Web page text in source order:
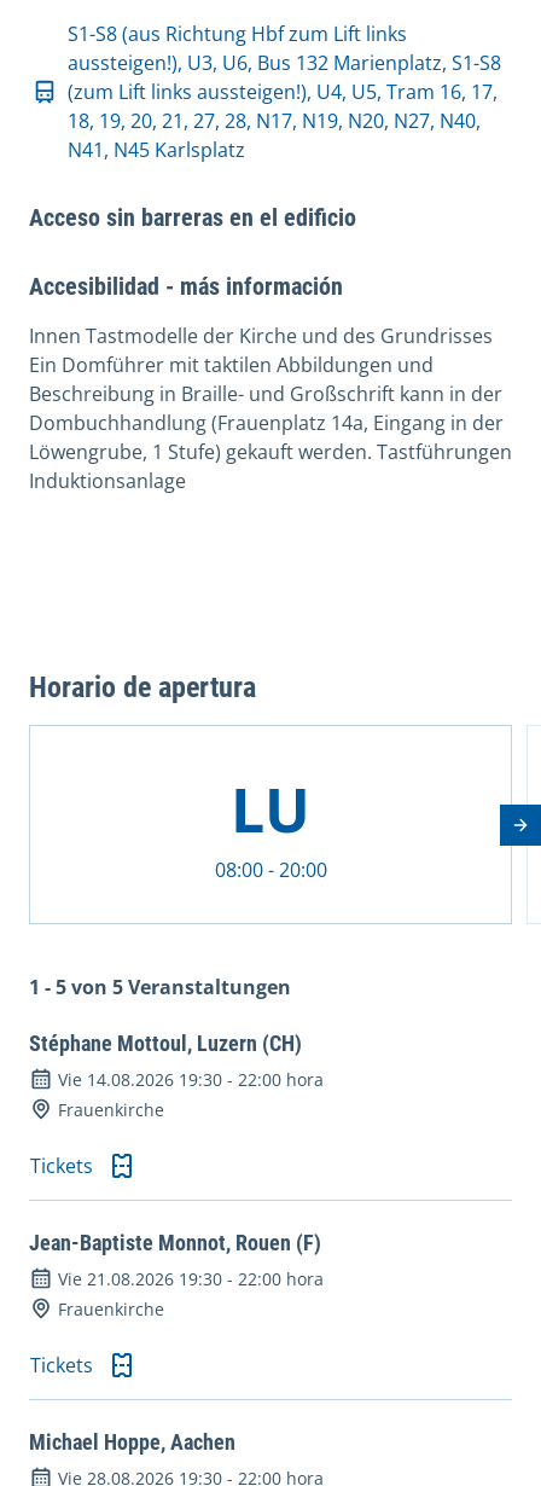
S1-S8 (aus Richtung Hbf zum Lift links
aussteigen!), U3, U6, Bus 132 Marienplatz, S1-S8
(zum Lift links aussteigen!), U4, U5, Tram 16, 17,
18, 19, 20, 21, 27, 28, N17, N19, N20, N27, N40,
N41, N45 Karlsplatz
Acceso sin barreras en el edificio
Accesibilidad - más información
Innen Tastmodelle der Kirche und des Grundrisses
Ein Domführer mit taktilen Abbildungen und
Beschreibung in Braille- und Großschrift kann in der
Dombuchhandlung (Frauenplatz 14a, Eingang in der
Löwengrube, 1 Stufe) gekauft werden. Tastführungen
Induktionsanlage
Horario de apertura
LU
08:00 - 20:00
1 - 5 von 5 Veranstaltungen
Stéphane Mottoul, Luzern (CH)
Vie 14.08.2026 19:30 - 22:00 hora
Frauenkirche
Tickets
Jean-Baptiste Monnot, Rouen (F)
Vie 21.08.2026 19:30 - 22:00 hora
Frauenkirche
Tickets
Michael Hoppe, Aachen
Vie 28.08.2026 19:30 - 22:00 hora